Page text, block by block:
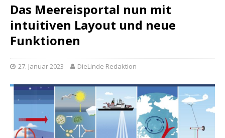
Das Meereisportal nun mit
intuitiven Layout und neue
Funktionen
27. Januar 2023 DieLinde Redaktion